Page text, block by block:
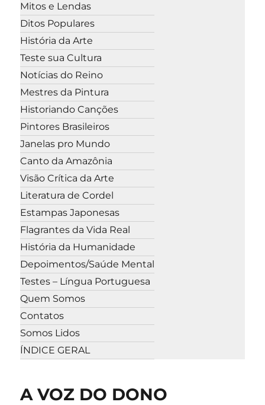
Mitos e Lendas
Ditos Populares
História da Arte
Teste sua Cultura
Notícias do Reino
Mestres da Pintura
Historiando Canções
Pintores Brasileiros
Janelas pro Mundo
Canto da Amazônia
Visão Crítica da Arte
Literatura de Cordel
Estampas Japonesas
Flagrantes da Vida Real
História da Humanidade
Depoimentos/Saúde Mental
Testes – Língua Portuguesa
Quem Somos
Contatos
Somos Lidos
ÍNDICE GERAL
A VOZ DO DONO